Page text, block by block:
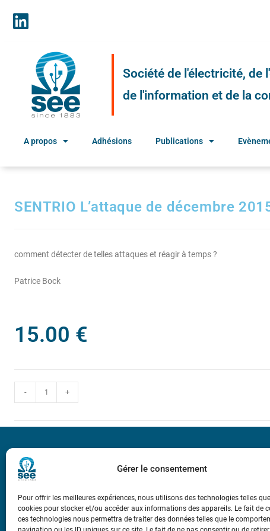
Gérer le consentement
Pour offrir les meilleures expériences, nous utilisons des technologies telles
cookies pour stocker et/ou accéder aux informations des appareils. Le fait de
ces technologies nous permettra de traiter des données telles que le
Société de l'électricité, de
de l'information et de la
A propos Adhésions Publications
SENTRIO L’attaque de décembre
comment détecter de telles attaques et réagir à temps ?
Patrice Bock
15.00 €
- +
Bicentenaire
Ampère
Conditions